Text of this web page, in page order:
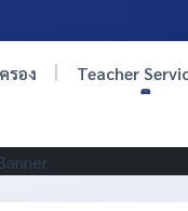
รอง Teacher